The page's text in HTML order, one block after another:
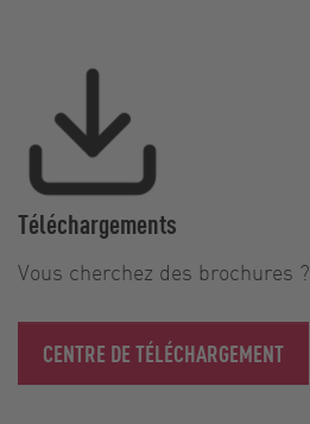
Téléchargements
Vous cherchez des brochures ?
CENTRE DE TÉLÉCHARGEMENT